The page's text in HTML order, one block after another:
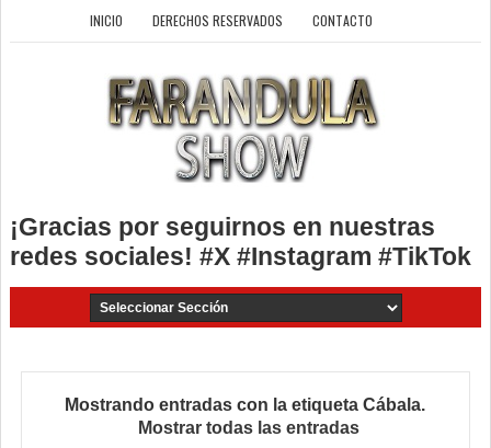
INICIO DERECHOS RESERVADOS CONTACTO
¡Gracias por seguirnos en nuestras
redes sociales! #X #Instagram #TikTok
Mostrando entradas con la etiquetaCábala.
Mostrar todas las entradas